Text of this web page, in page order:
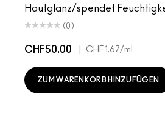
Hautglanz/spendet
(0)
CHF50.00 CHF1.67/ml
ZUM WARENKORB HINZUFÜGEN